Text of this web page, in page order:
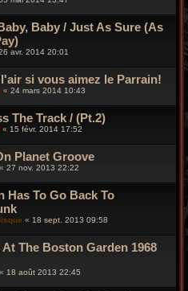
Baby / Just As Sure (As
avr. 2014 20:01
si vous aimez le Parrain!
« 24 mars 2014 10:43
The Track / (Pt.2)
« 15 févr. 2014 17:52
Planet Groove
« 27 nov. 2013 22:22
Has To Go Back To
« 18 sept. 2013 09:58
The Boston Garden 1968
« 18 août 2013 22:45